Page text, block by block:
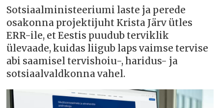
Sotsiaalministeeriumi laste ja perede
osakonna projektijuht Krista Järv ütles
ERR-ile, et Eestis puudub terviklik
ülevaade, kuidas liigub laps vaimse tervise
abi saamisel tervishoiu-, haridus- ja
sotsiaalvaldkonna vahel.